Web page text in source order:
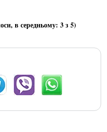
в середньому: 3з 5)